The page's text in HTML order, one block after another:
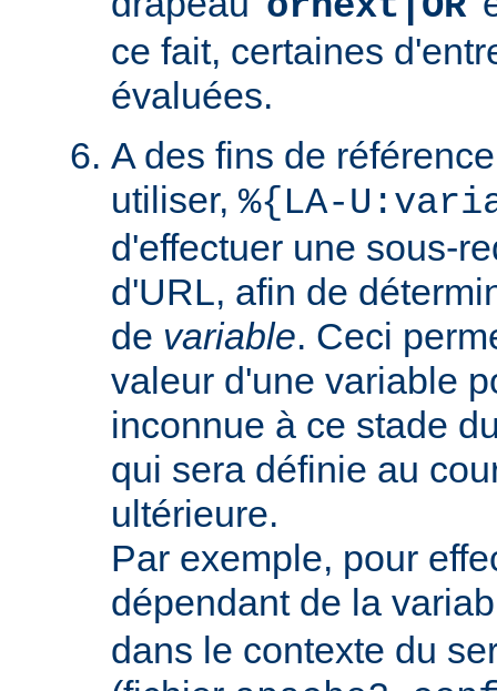
ce fait, certaines
évaluées.
A des fins de
utiliser, %{LA-
d'effectuer une sous-
d'URL, afin de
de variable. Ceci
valeur d'une variable
inconnue à ce stade
qui sera définie au
ultérieure.
Par exemple, pour
dépendant de la
dans le contexte du